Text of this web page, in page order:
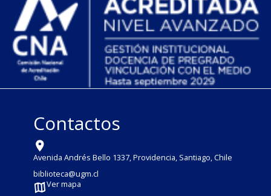
Contactos
Avenida Andrés Bello 1337, Providencia, Santiago, Chile
biblioteca@ugm.cl
Ver mapa